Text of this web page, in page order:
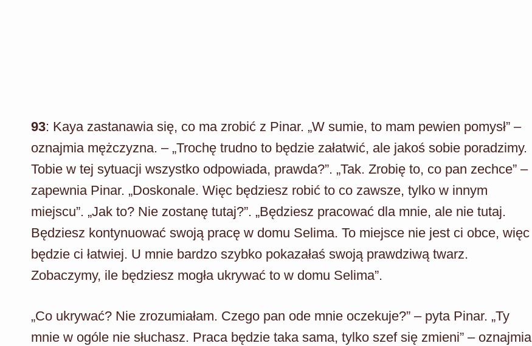
93: Kaya zastanawia się, co ma zrobić z Pinar. „W sumie, to mam pewien pomysł” –
oznajmia mężczyzna. – „Trochę trudno to będzie załatwić, ale jakoś sobie poradzimy.
Tobie w tej sytuacji wszystko odpowiada, prawda?”. „Tak. Zrobię to, co pan zechce” –
zapewnia Pinar. „Doskonale. Więc będziesz robić to co zawsze, tylko w innym
miejscu”. „Jak to? Nie zostanę tutaj?”. „Będziesz pracować dla mnie, ale nie tutaj.
Będziesz kontynuować swoją pracę w domu Selima. To miejsce nie jest ci obce, więc
będzie ci łatwiej. U mnie bardzo szybko pokazałaś swoją prawdziwą twarz.
Zobaczymy, ile będziesz mogła ukrywać to w domu Selima”.
„Co ukrywać? Nie zrozumiałam. Czego pan ode mnie oczekuje?” – pyta Pinar. „Ty
mnie w ogóle nie słuchasz. Praca będzie taka sama, tylko szef się zmieni” – oznajmia